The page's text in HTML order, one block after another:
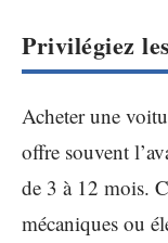
Privilégiez
Acheter une
offre souvent
de 3 à 12 mois.
mécaniques ou